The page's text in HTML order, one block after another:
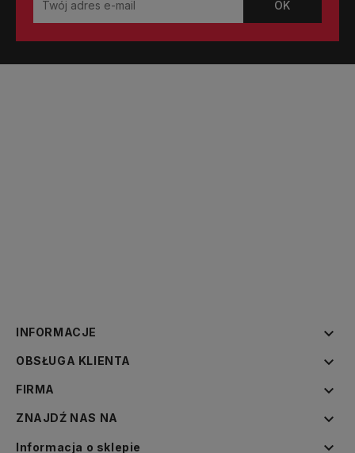
INFORMACJE 
OBSŁUGA KLIENTA 
FIRMA 
ZNAJDŹ NAS NA 
Informacja o sklepie 